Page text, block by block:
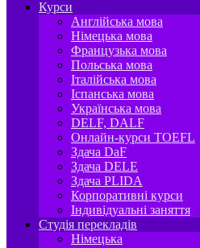
Курси
Англійська мова
Німецька мова
Французька мова
Польська мова
Італійська мова
Іспанська мова
Українська мова
DELF, DALF
Онлайн-курси TOEFL
Здача DaF
Здача DELE
Здача PLIDA
Корпоративні курси
Індивідуальні заняття
Студія перекладів
Німецька